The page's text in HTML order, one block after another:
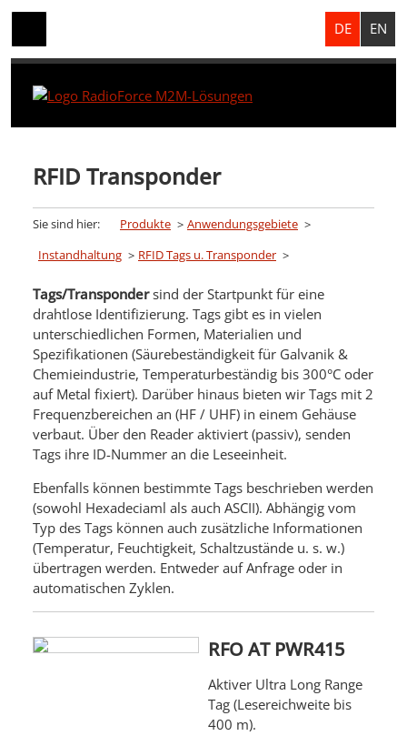
DE EN
RFID Transponder
Sie sind hier: Produkte
Anwendungsgebiete
Instandhaltung
RFID Tags u. Transponder
Tags/Transpondersind der Startpunkt für eine
drahtlose Identifizierung. Tags gibt es in vielen
unterschiedlichen Formen, Materialien und
Spezifikationen (Säurebeständigkeit für Galvanik &
Chemieindustrie, Temperaturbeständig bis 300°C oder
auf Metal fixiert). Darüber hinaus bieten wir Tags mit 2
Frequenzbereichen an (HF / UHF) in einem Gehäuse
verbaut. Über den Reader aktiviert (passiv), senden
Tags ihre ID-Nummer an die Leseeinheit.
Ebenfalls können bestimmte Tags beschrieben werden
(sowohl Hexadeciaml als auch ASCII). Abhängig vom
Typ des Tags können auch zusätzliche Informationen
(Temperatur, Feuchtigkeit, Schaltzustände u. s. w.)
übertragen werden. Entweder auf Anfrage oder in
automatischen Zyklen.
RFO AT PWR415
Aktiver Ultra Long Range
Tag (Lesereichweite bis
400 m).